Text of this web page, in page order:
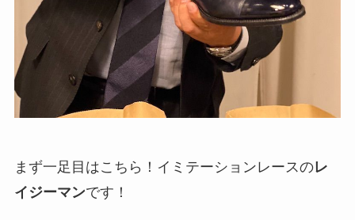
まず一足目はこちら！イミテーションレースのレ
イジーマンです！